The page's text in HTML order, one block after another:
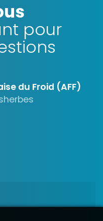
pour
du Froid (AFF)